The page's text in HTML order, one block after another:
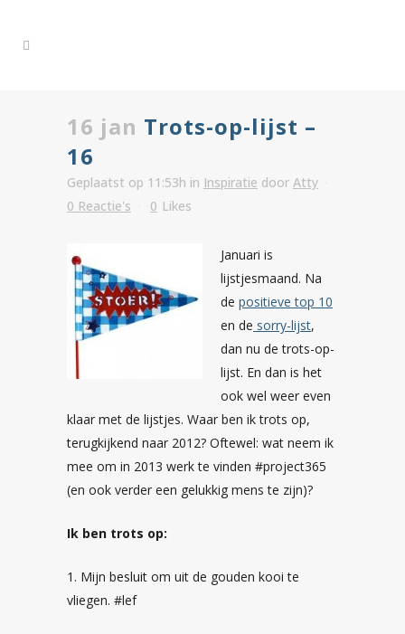
16 jan Trots-op-lijst –
16
Geplaatst op 11:53h in Inspiratie door Atty
0 Reactie's
0 Likes
Januari is
lijstjesmaand. Na
de positieve top 10
en de sorry-lijst,
dan nu de trots-op-
lijst. En dan is het
ook wel weer even
klaar met de lijstjes. Waar ben ik trots op,
terugkijkend naar 2012? Oftewel: wat neem ik
mee om in 2013 werk te vinden #project365
(en ook verder een gelukkig mens te zijn)?
Ik ben trots op:
1. Mijn besluit om uit de gouden kooi te
vliegen. #lef